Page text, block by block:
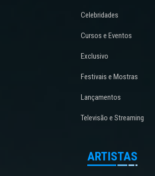
Celebridades
Cursos e Eventos
Exclusivo
Festivais e Mostras
Lançamentos
Televisão e Streaming
ARTISTAS